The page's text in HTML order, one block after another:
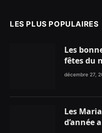
LES PLUS POPULAIRES
Les
fêtes du
décembre 27,
Les
d’année